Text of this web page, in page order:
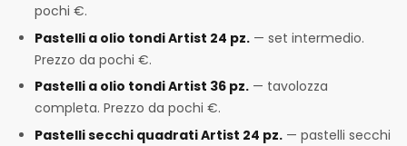
pochi €.
Pastelli a olio tondi Artist 24 pz. — set intermedio.
Prezzo da pochi €.
Pastelli a olio tondi Artist 36 pz. — tavolozza
completa. Prezzo da pochi €.
Pastelli secchi quadrati Artist 24 pz. — pastelli secchi